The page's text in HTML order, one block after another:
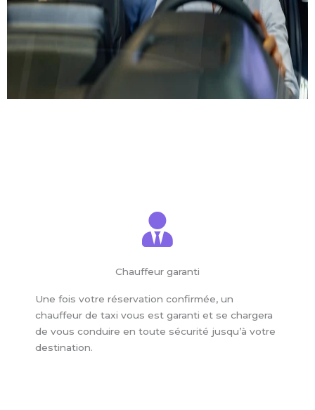
Chauffeur garanti
Une fois votre réservation confirmée, un
chauffeur de taxi vous est garanti et se chargera
de vous conduire en toute sécurité jusqu’à votre
destination.